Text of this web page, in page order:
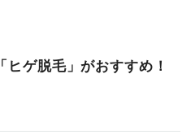
ゲ脱毛」がおすすめ！